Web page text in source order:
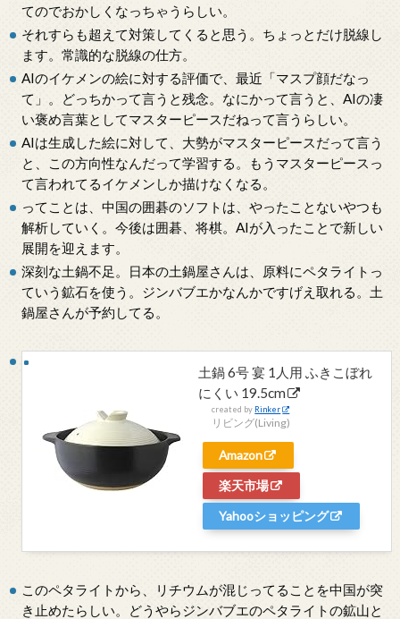
てのでおかしくなっちゃうらしい。
それすらも超えて対策してくると思う。ちょっとだけ脱線し
ます。常識的な脱線の仕方。
AIのイケメンの絵に対する評価で、最近「マスプ顔だなっ
て」。どっちかって言うと残念。なにかって言うと、AIの凄
い褒め言葉としてマスターピースだねって言うらしい。
AIは生成した絵に対して、大勢がマスターピースだって言う
と、この方向性なんだって学習する。もうマスターピースっ
て言われてるイケメンしか描けなくなる。
ってことは、中国の囲碁のソフトは、やったことないやつも
解析していく。今後は囲碁、将棋。AIが入ったことで新しい
展開を迎えます。
深刻な土鍋不足。日本の土鍋屋さんは、原料にペタライトっ
ていう鉱石を使う。ジンバブエかなんかですげえ取れる。土
鍋屋さんが予約してる。
土鍋 6号 宴 1人用 ふきこぼれ
にくい 19.5cm
created by Rinker
リビング(Living)
Amazon
楽天市場
Yahooショッピング
このペタライトから、リチウムが混じってることを中国が突
き止めたらしい。どうやらジンバブエのペタライトの鉱山と